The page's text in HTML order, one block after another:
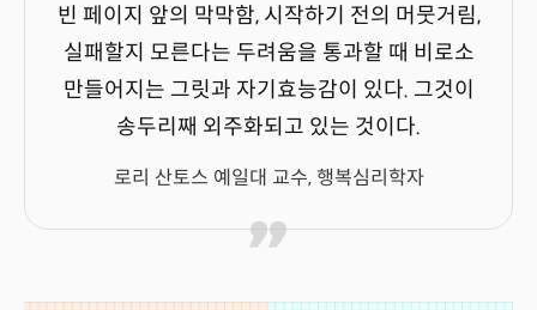
빈 페이지 앞의 막막함, 시작하기 전의 머뭇거림,
실패할지 모른다는 두려움을 통과할 때 비로소
만들어지는 그릿과 자기효능감이 있다. 그것이
송두리째 외주화되고 있는 것이다.
로리 산토스 예일대 교수, 행복심리학자